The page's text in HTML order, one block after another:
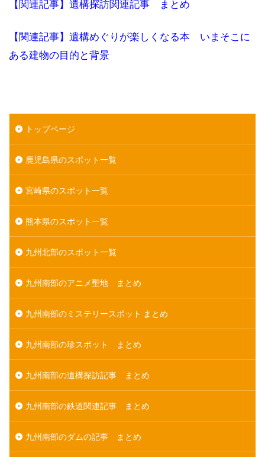
【関連記事】遺構探訪関連記事 まとめ
【関連記事】遺構めぐりが楽しくなる本 いまそこに
ある建物の目的と背景
トップページ
鹿児島県のスポット一覧
宮崎県のスポット一覧
熊本県のスポット一覧
九州北部のスポット一覧
九州南部のアニメ聖地 まとめ
九州南部のミステリースポット まとめ
九州南部の珍スポット まとめ
九州南部の遺構探訪記事 まとめ
九州南部の鉄道関連記事 まとめ
九州南部のダムの記事 まとめ